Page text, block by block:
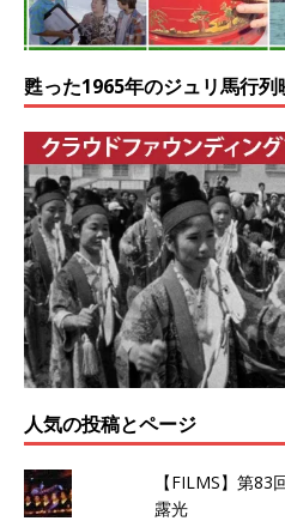
甦った1965年のジュリ馬行列
人気の投稿とページ
【FILMS】第
露光